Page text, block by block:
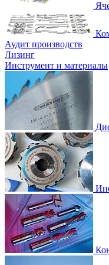
Аудит производств
Лизинг
Инструмент и материалы